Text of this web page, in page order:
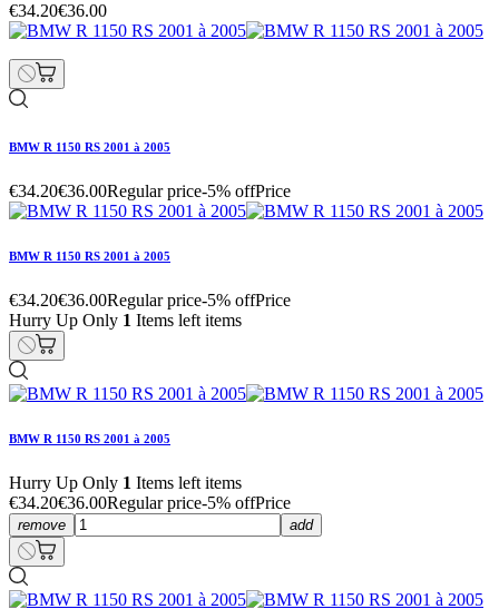
€34.20€36.00
BMW R 1150 RS 2001 à 2005
€34.20€36.00Regular price-5% offPrice
BMW R 1150 RS 2001 à 2005
€34.20€36.00Regular price-5% offPrice
Hurry Up Only 1 Items left items
BMW R 1150 RS 2001 à 2005
Hurry Up Only 1 Items left items
€34.20€36.00Regular price-5% offPrice
remove add